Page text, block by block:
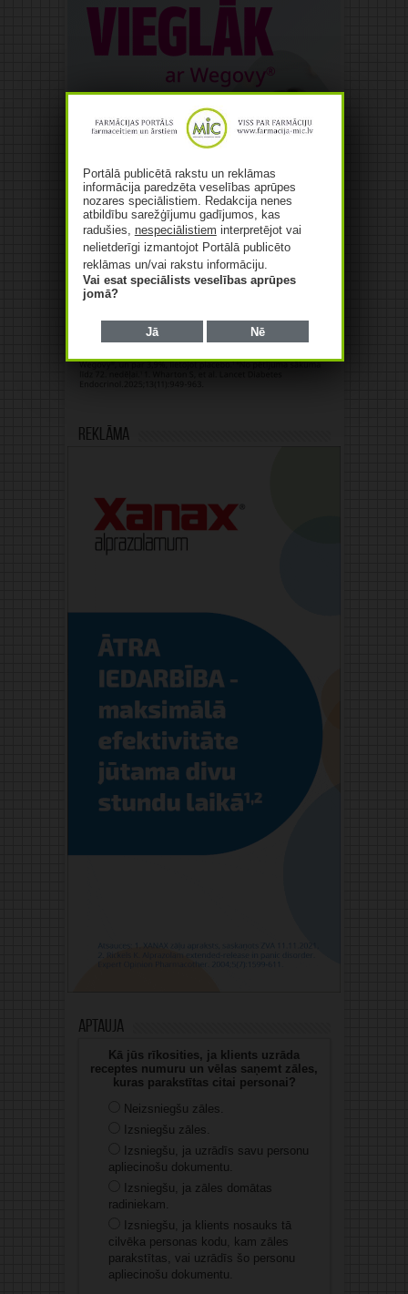
Reklāma
Aptauja
Kā jūs rīkosities, ja klients uzrāda
receptes numuru un vēlas saņemt zāles,
kuras parakstītas citai personai?
Neizsniegšu zāles.
Izsniegšu zāles.
Izsniegšu, ja uzrādīs savu personu
apliecinošu dokumentu.
Izsniegšu, ja zāles domātas
radiniekam.
Izsniegšu, ja klients nosauks tā
cilvēka personas kodu, kam zāles
parakstītas, vai uzrādīs šo personu
apliecinošu dokumentu.
Portālā publicētā rakstu un reklāmas
informācija paredzēta veselības aprūpes
nozares speciālistiem. Redakcija nenes
atbildību sarežģījumu gadījumos, kas
radušies, nespeciālistiem interpretējot vai
nelietderīgi izmantojot Portālā publicēto
reklāmas un/vai rakstu informāciju.
Vai esat speciālists veselības aprūpes
jomā?
Jā Nē